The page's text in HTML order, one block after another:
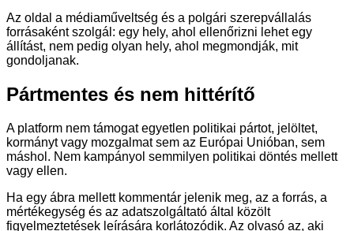
Az oldal a médiaműveltség és a polgári szerepvállalás
forrásaként szolgál: egy hely, ahol ellenőrizni lehet egy
állítást, nem pedig olyan hely, ahol megmondják, mit
gondoljanak.
Pártmentes és nem hittérítő
A platform nem támogat egyetlen politikai pártot, jelöltet,
kormányt vagy mozgalmat sem az Európai Unióban, sem
máshol. Nem kampányol semmilyen politikai döntés mellett
vagy ellen.
Ha egy ábra mellett kommentár jelenik meg, az a forrás, a
mértékegység és az adatszolgáltató által közölt
figyelmeztetések leírására korlátozódik. Az olvasó az, aki